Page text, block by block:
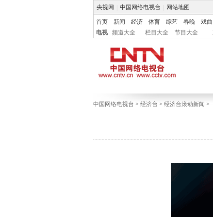
央视网 中国网络电视台 网站地图
首页 新闻 经济 体育 综艺 春晚 戏曲
电视
频道大全 栏目大全 节目大全
中国网络电视台 > 经济台 > 经济台滚动新闻 >